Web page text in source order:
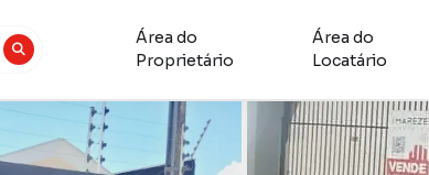
Área do
Proprietário
Área do
Locatário